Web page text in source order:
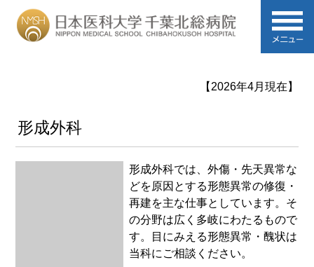
【2026年4月現在】
形成外科
形成外科では、外傷・先天異常な
どを原因とする形態異常の修復・
再建を主な仕事としています。そ
の分野は広く多岐にわたるもので
す。目にみえる形態異常・醜状は
当科にご相談ください。